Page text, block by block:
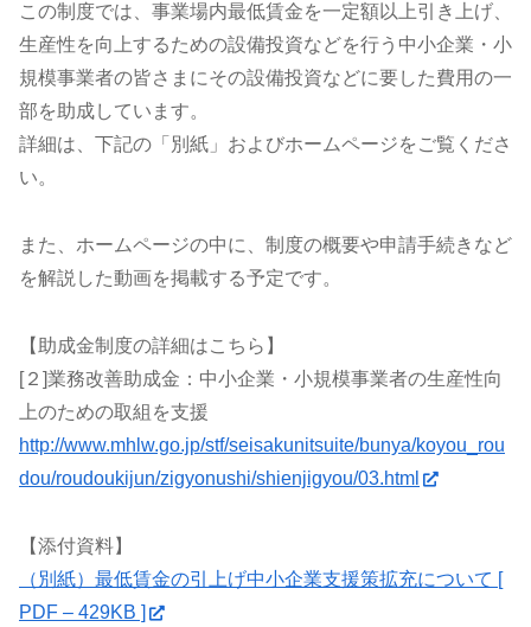
この制度では、事業場内最低賃金を一定額以上引き上げ、
生産性を向上するための設備投資などを行う中小企業・小
規模事業者の皆さまにその設備投資などに要した費用の一
部を助成しています。
詳細は、下記の「別紙」およびホームページをご覧くださ
い。
また、ホームページの中に、制度の概要や申請手続きなど
を解説した動画を掲載する予定です。
【助成金制度の詳細はこちら】
[２]業務改善助成金：中小企業・小規模事業者の生産性向
上のための取組を支援
http://www.mhlw.go.jp/stf/seisakunitsuite/bunya/koyou_rou
dou/roudoukijun/zigyonushi/shienjigyou/03.html
【添付資料】
（別紙）最低賃金の引上げ中小企業支援策拡充について [
PDF – 429KB ]